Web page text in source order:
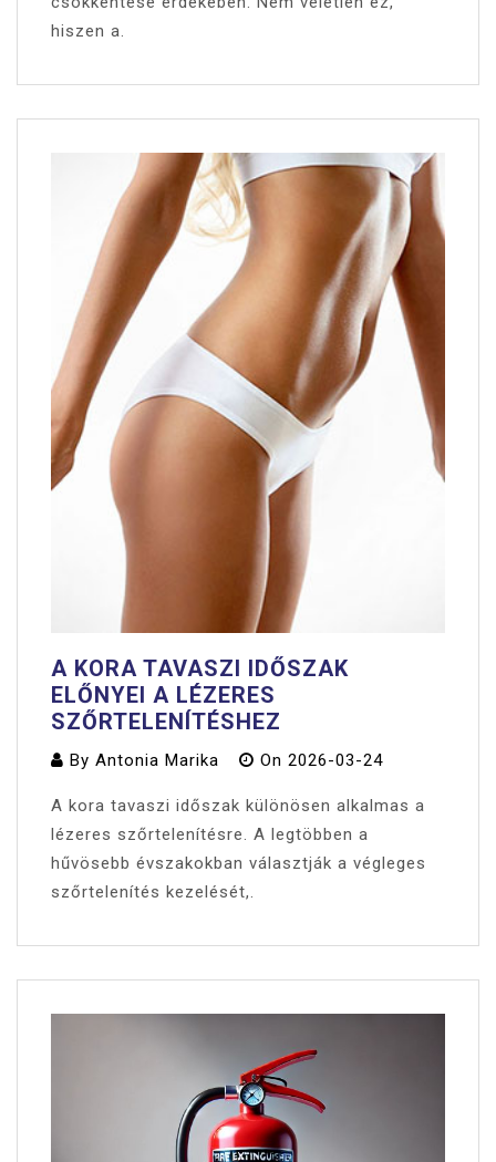
hiszen a.
A KORA TAVASZI IDŐSZAK
ELŐNYEI A LÉZERES
SZŐRTELENÍTÉSHEZ
By Antonia Marika On 2026-03-24
A kora tavaszi időszak különösen alkalmas a
lézeres szőrtelenítésre. A legtöbben a
hűvösebb évszakokban választják a végleges
szőrtelenítés kezelését,.